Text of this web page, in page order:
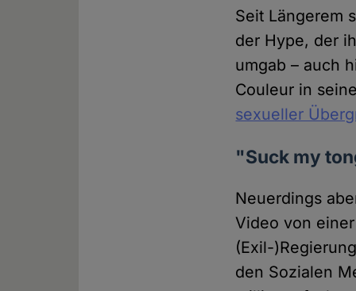
Seit Längerem
der Hype, der
umgab – auch
Couleur in
sexueller
"Suck my
Neuerdings
Video von
(Exil-
den Sozialen